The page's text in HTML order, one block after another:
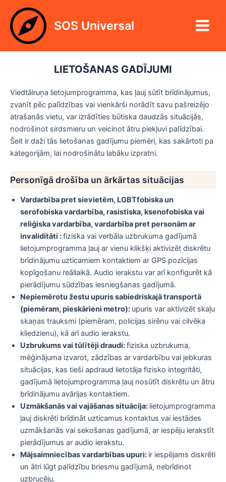
content
SOS Universal
Menu
LIETOŠANAS GADĪJUMI
Viedtālruņa lietojumprogramma, kas ļauj sūtīt brīdinājumus,
zvanīt pēc palīdzības vai vienkārši norādīt savu pašreizējo
atrašanās vietu, var izrādīties būtiska daudzās situācijās,
nodrošinot sirdsmieru un veicinot ātru piekļuvi palīdzībai.
Šeit ir daži tās lietošanas gadījumu piemēri, kas sakārtoti pa
kategorijām, lai nodrošinātu labāku izpratni.
Personīgā drošība un ārkārtas situācijas
Vardarbība pret sievietēm, LGBTfobiska un
serofobiska vardarbība, rasistiska, ksenofobiska vai
reliģiska vardarbība, vardarbība pret personām ar
invaliditāti :fiziska vai verbāla uzbrukuma gadījumā
lietojumprogramma ļauj ar vienu klikšķi aktivizēt diskrētu
brīdinājumu uzticamiem kontaktiem ar GPS pozīcijas
kopīgošanu reāllaikā. Audio ierakstu var arī konfigurēt kā
pierādījumu sūdzības iesniegšanas gadījumā.
Nepiemērotu žestu upuris sabiedriskajā transportā
(piemēram, pieskārieni metro): upuris var aktivizēt skaļu
skaņas trauksmi (piemēram, policijas sirēnu vai cilvēka
kliedzienu), kā arī audio ierakstu.
Uzbrukums vai tūlītēji draudi:fiziska uzbrukuma,
mēģinājuma izvarot, zādzības ar vardarbību vai jebkuras
situācijas, kas tieši apdraud lietotāja fizisko integritāti,
gadījumā lietojumprogramma ļauj nosūtīt diskrētu un ātru
brīdinājumu avārijas kontaktiem.
Uzmākšanās vai vajāšanas situācija: lietojumprogramma
ļauj diskrēti brīdināt uzticamus kontaktus vai iestādes
uzmākšanās vai sekošanas gadījumā, ar iespēju ierakstīt
pierādījumus ar audio ierakstu.
Mājsaimniecības vardarbības upuri: ir iespējams diskrēti
un ātri lūgt palīdzību briesmu gadījumā, nebrīdinot
uzbrucēju.